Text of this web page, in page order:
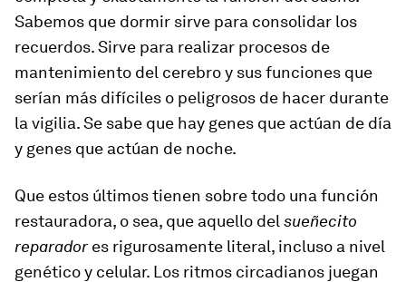
Sabemos que dormir sirve para consolidar los
recuerdos. Sirve para realizar procesos de
mantenimiento del cerebro y sus funciones que
serían más difíciles o peligrosos de hacer durante
la vigilia. Se sabe que hay genes que actúan de día
y genes que actúan de noche.
Que estos últimos tienen sobre todo una función
restauradora, o sea, que aquello del sueñecito
reparadores rigurosamente literal, incluso a nivel
genético y celular. Los ritmos circadianos juegan